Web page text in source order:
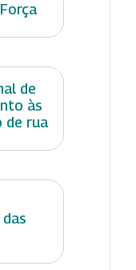
de
às
de rua